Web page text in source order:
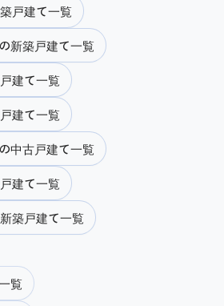
戸建て一覧
新築戸建て一覧
建て一覧
建て一覧
中古戸建て一覧
建て一覧
築戸建て一覧
覧